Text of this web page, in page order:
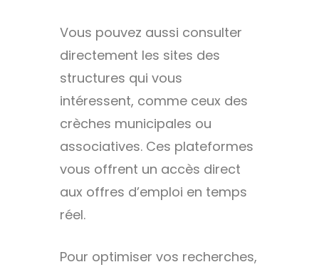
Vous pouvez aussi consulter
directement les sites des
structures qui vous
intéressent, comme ceux des
crèches municipales ou
associatives. Ces plateformes
vous offrent un accès direct
aux offres d’emploi en temps
réel.
Pour optimiser vos recherches,